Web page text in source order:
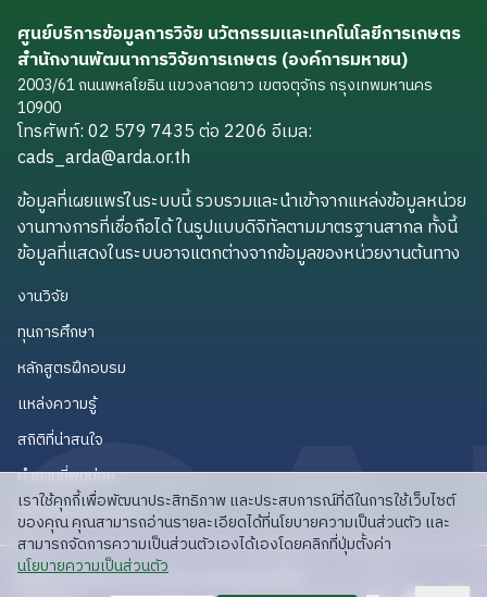
ศูนย์บริการข้อมูลการวิจัย นวัตกรรมและเทคโนโลยีการเกษตร
สำนักงานพัฒนาการวิจัยการเกษตร (องค์การมหาชน)
2003/61 ถนนพหลโยธิน แขวงลาดยาว เขตจตุจักร กรุงเทพมหานคร
10900
โทรศัพท์: 02 579 7435 ต่อ 2206 อีเมล:
cads_arda@arda.or.th
ข้อมูลที่เผยแพร่ในระบบนี้ รวบรวมและนำเข้าจากแหล่งข้อมูลหน่วย
งานทางการที่เชื่อถือได้ ในรูปแบบดิจิทัลตามมาตรฐานสากล ทั้งนี้
ข้อมูลที่แสดงในระบบอาจแตกต่างจากข้อมูลของหน่วยงานต้นทาง
งานวิจัย
ทุนการศึกษา
หลักสูตรฝึกอบรม
แหล่งความรู้แหล่งความรู้
สถิติที่น่าสนใจ
คำถามที่พบบ่อยคำถามที่พบบ่อย
API สำหรับนักพัฒนาAPI สำหรับนักพัฒนา
ลิขสิทธิ์ © 2025 สวก: สำนักงานพัฒนาการวิจัย
เราใช้คุกกี้เพื่อพัฒนาประสิทธิภาพ และประสบการณ์ที่ดีในการใช้เว็บไซต์
ของคุณ คุณสามารถอ่านรายละเอียดได้ที่นโยบายความเป็นส่วนตัว และ
สามารถจัดการความเป็นส่วนตัวเองได้เองโดยคลิกที่ปุ่มตั้งค่า
read privacy policy
นโยบายความเป็นส่วนตัว